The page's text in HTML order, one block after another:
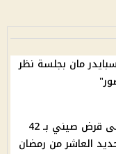
مان بجلسة نظر
الرئيس السيسي يوافق على قرض صيني بـ 42
العاشر من رمضان